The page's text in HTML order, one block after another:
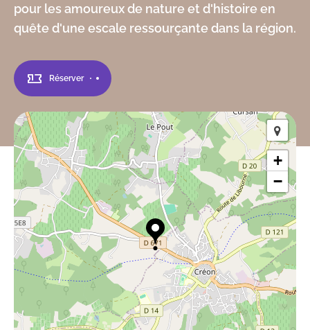
pour les amoureux de nature et d'histoire en
quête d'une escale ressourçante dans la région.
Réserver
+
−